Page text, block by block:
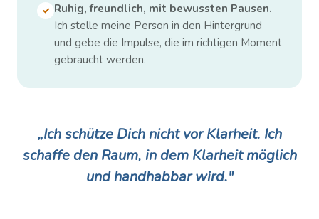
✓ Ruhig, freundlich, mit bewussten Pausen.
Ich stelle meine Person in den Hintergrund
und gebe die Impulse, die im richtigen Moment
gebraucht werden.
„Ich schütze Dich nicht vor Klarheit. Ich
schaffe den Raum, in dem Klarheit möglich
und handhabbar wird."